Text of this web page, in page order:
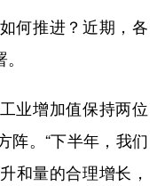
何推进？近期，各
业增加值保持两位
阵。“下半年，我们
和量的合理增长，